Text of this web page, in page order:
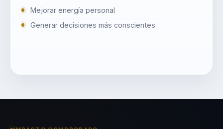
Mejorar energía personal
Generar decisiones más conscientes